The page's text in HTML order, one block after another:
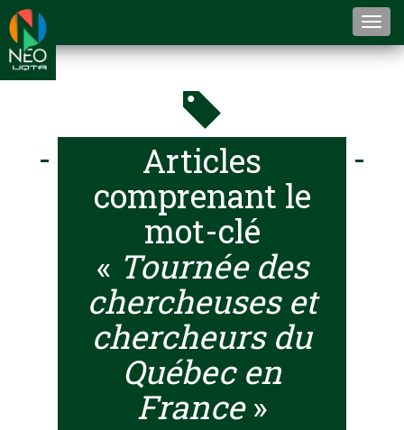
Articles
comprenant le
mot-clé
« Tournée des
chercheuses et
chercheurs du
Québec en
France»